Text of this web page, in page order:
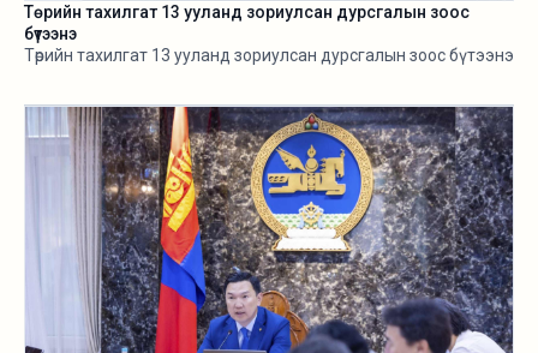
Төрийн тахилгат 13 ууланд зориулсан дурсгалын зоос
бүтээнэ
Төрийн тахилгат 13 ууланд зориулсан дурсгалын зоос бүтээнэ